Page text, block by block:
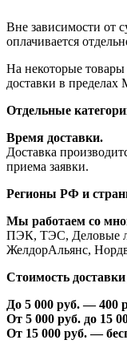
Вне зависимости от
оплачивается
На некоторые
доставки в
Отдельные
Время доставки.
Доставка
приема заявки.
Регионы РФ и
Мы работаем со
ПЭК, ТЭС, Деловые
ЖелдорАльянс,
Стоимость
До 5 000 руб. —400
От 5 000 руб. до 15
От 15 000 руб. —